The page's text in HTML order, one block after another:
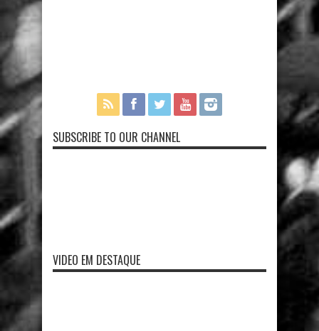
SUBSCRIBE TO OUR CHANNEL
VIDEO EM DESTAQUE